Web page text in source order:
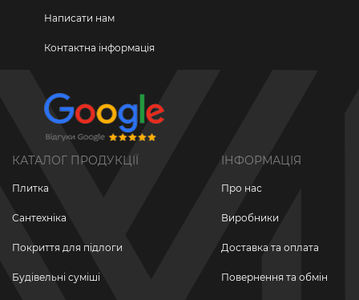
Написати нам
Контактна інформація
КАТАЛОГ ПРОДУКЦІЇ
Плитка
Сантехніка
Покриття для підлоги
Будівельні суміші
ІНФОРМАЦІЯ
Про нас
Виробники
Доставка та оплата
Повернення та обмін